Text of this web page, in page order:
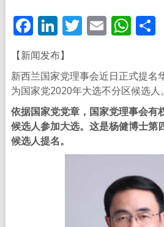
Facebook
LinkedIn
Twitter
Email分
【新闻发布】
新西兰国家党理事会近日正式提名
为国家党2020年大选不分区候选人。
依据国家党党章，国家党理事会有
候选人参加大选。这是杨健博士第
候选人提名。